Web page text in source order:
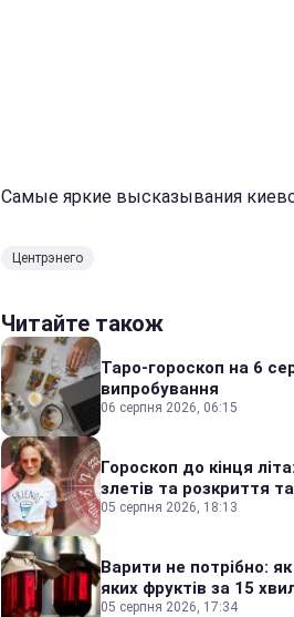
Самые яркие высказывания
Центрэнего
Читайте також
Таро-гороскоп на 6
випробування
06 серпня 2026, 06:15
Гороскоп до кінця
злетів та розкриття
05 серпня 2026, 18:13
Варити не потрібно:
яких фруктів за 15
05 серпня 2026, 17:34